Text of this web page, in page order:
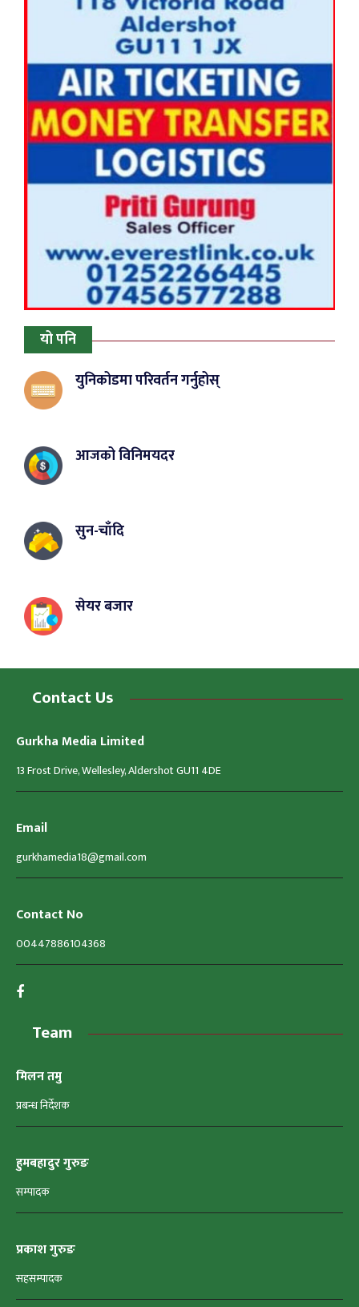
यो पनि
युनिकोडमा परिवर्तन गर्नुहोस्
आजको विनिमयदर
सुन-चाँदि
सेयर बजार
Contact Us
Gurkha Media Limited
13 Frost Drive, Wellesley, Aldershot GU11 4DE
Email
gurkhamedia18@gmail.com
Contact No
00447886104368
Team
मिलन तमु
प्रबन्ध निर्देशक
हुमबहादुर गुरुङ
सम्पादक
प्रकाश गुरुङ
सहसम्पादक